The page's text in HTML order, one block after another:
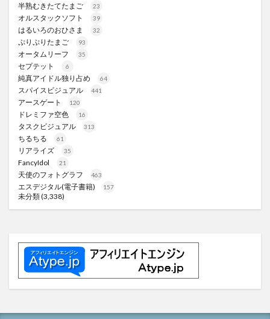
半熟むきたてたまご 23
オルスタックソフト 39
はるいろのおひさま 32
ぷりぷりたまご 93
オータムリーフ 35
セプテット 6
純真アイドル独り占め 64
スパイスビジュアル 441
アースゲート 120
ドレミファ空色 16
タスクビジュアル 313
ちるちる 61
リアライズ 35
FancyIdol 21
天使のフォトグラフ 463
エスデジタル(電子書籍) 157
未分類(3,338)